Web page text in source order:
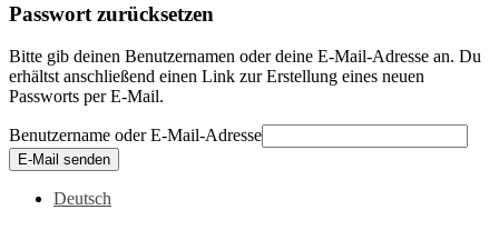
Passwort zurücksetzen
Bitte gib deinen Benutzernamen oder deine E-Mail-Adresse an. Du
erhältst anschließend einen Link zur Erstellung eines neuen
Passworts per E-Mail.
Benutzername oder E-Mail-Adresse
E-Mail senden
Deutsch